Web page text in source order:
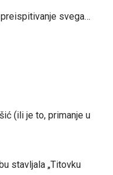
svega…
(ili je to, primanje u
stavljala „Titovku